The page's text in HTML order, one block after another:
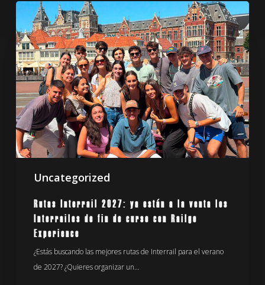
Uncategorized
Rutas
Interrail
2027:
ya
están
a
la
venta
los
Interrailes
de
curso
Railgo
Experience
Rutas Interrail 2027: ya están a la venta los
Interrailes de fin de curso con Railgo
Experience
¿Estás buscando las mejores rutas de Interrail para el verano
de 2027? ¿Quieres organizar un…